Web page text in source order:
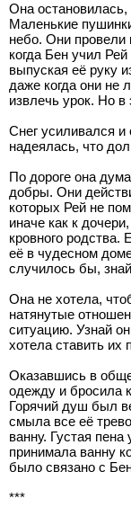
Она
Маленькие
небо. Они
когда Бен учил
выпуская её руку
даже когда они не
извлечь урок. Но в
Снег усиливался
надеялась, что
По дороге она
добры. Они
которых Рей не
иначе как к
кровного
её в чудесном
случилось бы,
Она не хотела,
натянутые
ситуацию. Узнай
хотела ставить
Оказавшись в
одежду и бросила
Горячий душ был
смыла все её
ванну. Густая
принимала ванну
было связано с
***